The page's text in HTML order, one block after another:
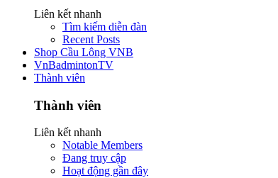
Liên kết nhanh
Tìm kiếm diễn đàn
Recent Posts
Shop Cầu Lông VNB
VnBadmintonTV
Thành viên
Thành viên
Liên kết nhanh
Notable Members
Đang truy cập
Hoạt động gần đây